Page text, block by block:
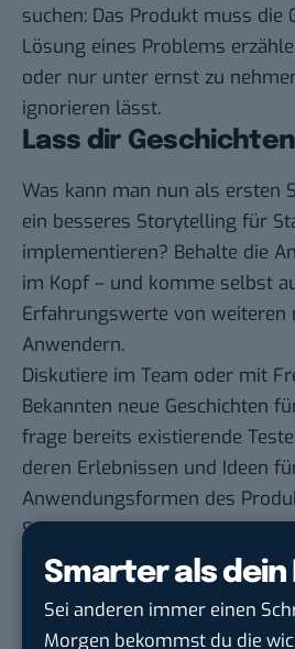
Smarter als dein
Sei anderen immer einen
Morgen bekommst du die
suchen: Das Produkt muss die
Lösung eines Problems
oder nur unter ernst zu
ignorieren lässt.
Lass dir
Was kann man nun als ersten
ein besseres Storytelling für
implementieren? Behalte die
im Kopf – und komme selbst
Erfahrungswerte von weiteren
Anwendern.
Diskutiere im Team oder mit
Bekannten neue Geschichten
frage bereits existierende
deren Erlebnissen und Ideen
Anwendungsformen des
So schaffst du Ansatzpunkte
kann sich dazu merken: Gute
Produkten liegen im
Anwender!